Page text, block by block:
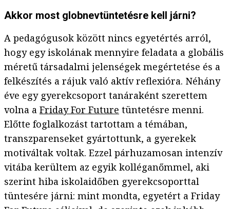
Akkor most globnevtüntetésre kell járni?
A pedagógusok között nincs egyetértés arról,
hogy egy iskolának mennyire feladata a globális
méretű társadalmi jelenségek megértetése és a
felkészítés a rájuk való aktív reflexióra. Néhány
éve egy gyerekcsoport tanáraként szerettem
volna a Friday For Future tüntetésre menni.
Előtte foglalkozást tartottam a témában,
transzparenseket gyártottunk, a gyerekek
motiváltak voltak. Ezzel párhuzamosan intenzív
vitába kerültem az egyik kolléganőmmel, aki
szerint hiba iskolaidőben gyerekcsoporttal
tüntesére járni: mint mondta, egyetért a Friday